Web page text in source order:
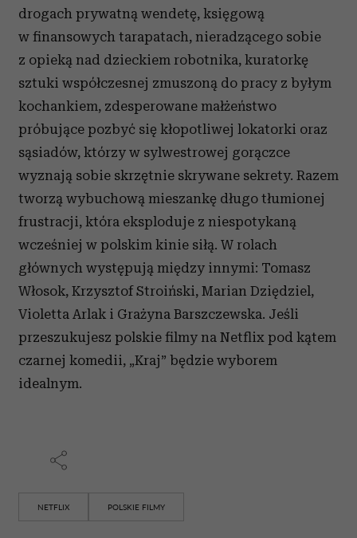
drogach prywatną wendetę, księgową
w finansowych tarapatach, nieradzącego sobie
z opieką nad dzieckiem robotnika, kuratorkę
sztuki współczesnej zmuszoną do pracy z byłym
kochankiem, zdesperowane małżeństwo
próbujące pozbyć się kłopotliwej lokatorki oraz
sąsiadów, którzy w sylwestrowej gorączce
wyznają sobie skrzętnie skrywane sekrety. Razem
tworzą wybuchową mieszankę długo tłumionej
frustracji, która eksploduje z niespotykaną
wcześniej w polskim kinie siłą. W rolach
głównych występują między innymi: Tomasz
Włosok, Krzysztof Stroiński, Marian Dziędziel,
Violetta Arlak i Grażyna Barszczewska. Jeśli
przeszukujesz polskie filmy na Netflix pod kątem
czarnej komedii, „Kraj” będzie wyborem
idealnym.
NETFLIX POLSKIE FILMY